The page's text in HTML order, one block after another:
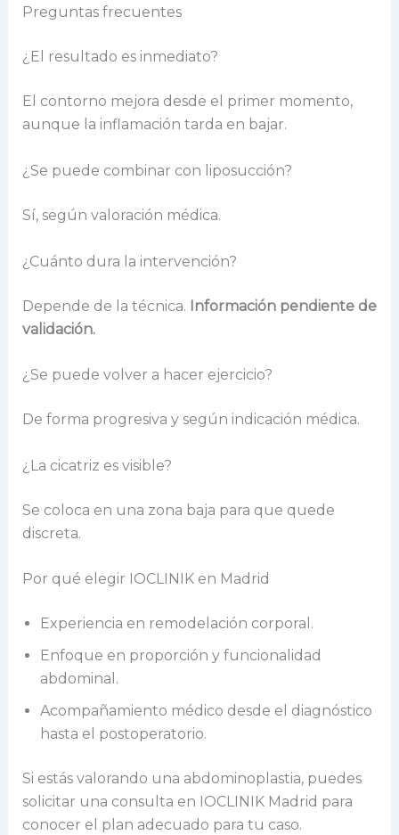
Preguntas frecuentes
¿El resultado es inmediato?
El contorno mejora desde el primer momento,
aunque la inflamación tarda en bajar.
¿Se puede combinar con liposucción?
Sí, según valoración médica.
¿Cuánto dura la intervención?
Depende de la técnica. Información pendiente de
validación.
¿Se puede volver a hacer ejercicio?
De forma progresiva y según indicación médica.
¿La cicatriz es visible?
Se coloca en una zona baja para que quede
discreta.
Por qué elegir IOCLINIK en Madrid
Experiencia en remodelación corporal.
Enfoque en proporción y funcionalidad
abdominal.
Acompañamiento médico desde el diagnóstico
hasta el postoperatorio.
Si estás valorando una abdominoplastia, puedes
solicitar una consulta en IOCLINIK Madrid para
conocer el plan adecuado para tu caso.